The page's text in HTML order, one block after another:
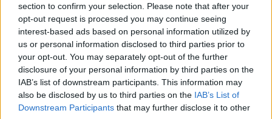
section to confirm your selection. Please note that after your
opt-out request is processed you may continue seeing
interest-based ads based on personal information utilized by
us or personal information disclosed to third parties prior to
your opt-out. You may separately opt-out of the further
disclosure of your personal information by third parties on the
IAB’s list of downstream participants. This information may
also be disclosed by us to third parties on the IAB’s List of
Downstream Participants that may further disclose it to other